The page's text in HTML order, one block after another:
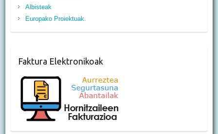
Albisteak
Europako Proiektuak.
Faktura Elektronikoak